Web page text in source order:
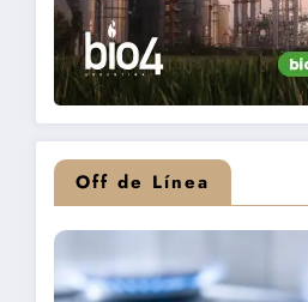
Off de Línea